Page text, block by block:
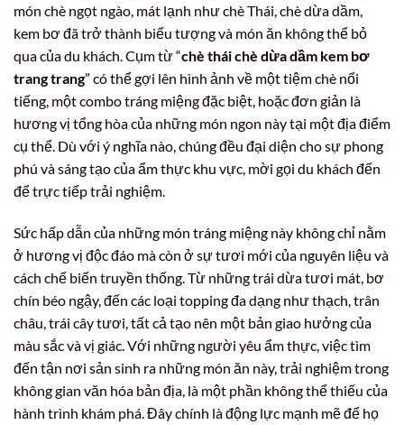
món chè ngọt ngào, mát lạnh như chè Thái, chè dừa dầm,
kem bơ đã trở thành biểu tượng và món ăn không thể bỏ
qua của du khách. Cụm từ “chè thái chè dừa dầm kem bơ
trang trang” có thể gợi lên hình ảnh về một tiệm chè nổi
tiếng, một combo tráng miệng đặc biệt, hoặc đơn giản là
hương vị tổng hòa của những món ngon này tại một địa điểm
cụ thể. Dù với ý nghĩa nào, chúng đều đại diện cho sự phong
phú và sáng tạo của ẩm thực khu vực, mời gọi du khách đến
để trực tiếp trải nghiệm.
Sức hấp dẫn của những món tráng miệng này không chỉ nằm
ở hương vị độc đáo mà còn ở sự tươi mới của nguyên liệu và
cách chế biến truyền thống. Từ những trái dừa tươi mát, bơ
chín béo ngậy, đến các loại topping đa dạng như thạch, trân
châu, trái cây tươi, tất cả tạo nên một bản giao hưởng của
màu sắc và vị giác. Với những người yêu ẩm thực, việc tìm
đến tận nơi sản sinh ra những món ăn này, trải nghiệm trong
không gian văn hóa bản địa, là một phần không thể thiếu của
hành trình khám phá. Đây chính là động lực mạnh mẽ để họ